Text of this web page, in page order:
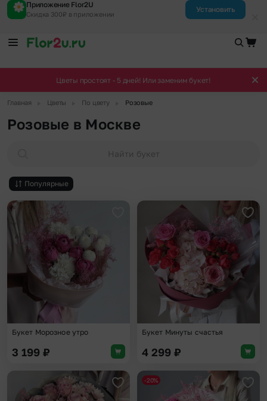
Приложение Flor2U
Скидка 300₽ в приложении
Установить
Цветы простоят - 5 дней! Или заменим букет!
Главная Цветы По цвету Розовые
Розовые в Москве
Найти букет
Популярные
Добавить в избранное
Букет Морозное утро
3 199 ₽
Букет Минуты счастья
4 299 ₽
Добавить в избранное
-20%